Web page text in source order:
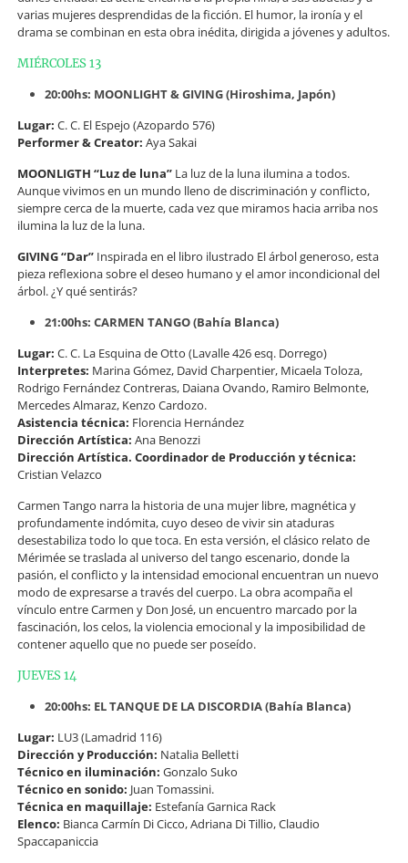
varias mujeres desprendidas de la ficción. El humor, la ironía y el
drama se combinan en esta obra inédita, dirigida a jóvenes y adultos.
MIÉRCOLES 13
20:00hs: MOONLIGHT & GIVING (Hiroshima, Japón)
Lugar: C. C. El Espejo (Azopardo 576)
Performer & Creator: Aya Sakai
MOONLIGTH “Luz de luna” La luz de la luna ilumina a todos.
Aunque vivimos en un mundo lleno de discriminación y conflicto,
siempre cerca de la muerte, cada vez que miramos hacia arriba nos
ilumina la luz de la luna.
GIVING “Dar” Inspirada en el libro ilustrado El árbol generoso, esta
pieza reflexiona sobre el deseo humano y el amor incondicional del
árbol. ¿Y qué sentirás?
21:00hs: CARMEN TANGO (Bahía Blanca)
Lugar: C. C. La Esquina de Otto (Lavalle 426 esq. Dorrego)
Interpretes: Marina Gómez, David Charpentier, Micaela Toloza,
Rodrigo Fernández Contreras, Daiana Ovando, Ramiro Belmonte,
Mercedes Almaraz, Kenzo Cardozo.
Asistencia técnica: Florencia Hernández
Dirección Artística: Ana Benozzi
Dirección Artística. Coordinador de Producción y técnica:
Cristian Velazco
Carmen Tango narra la historia de una mujer libre, magnética y
profundamente indómita, cuyo deseo de vivir sin ataduras
desestabiliza todo lo que toca. En esta versión, el clásico relato de
Mérimée se traslada al universo del tango escenario, donde la
pasión, el conflicto y la intensidad emocional encuentran un nuevo
modo de expresarse a través del cuerpo. La obra acompaña el
vínculo entre Carmen y Don José, un encuentro marcado por la
fascinación, los celos, la violencia emocional y la imposibilidad de
contener aquello que no puede ser poseído.
JUEVES 14
20:00hs: EL TANQUE DE LA DISCORDIA (Bahía Blanca)
Lugar: LU3 (Lamadrid 116)
Dirección y Producción: Natalia Belletti
Técnico en iluminación: Gonzalo Suko
Técnico en sonido: Juan Tomassini.
Técnica en maquillaje: Estefanía Garnica Rack
Elenco: Bianca Carmín Di Cicco, Adriana Di Tillio, Claudio
Spaccapaniccia